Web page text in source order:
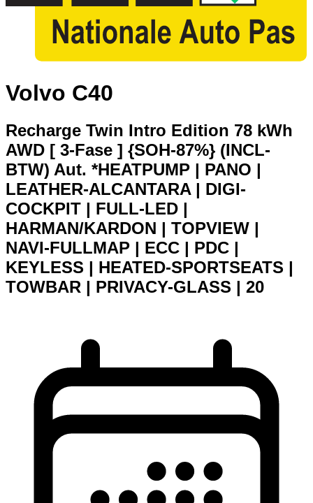
Volvo C40
Recharge Twin Intro Edition 78 kWh
AWD [ 3-Fase ] {SOH-87%} (INCL-
BTW) Aut. *HEATPUMP | PANO |
LEATHER-ALCANTARA | DIGI-
COCKPIT | FULL-LED |
HARMAN/KARDON | TOPVIEW |
NAVI-FULLMAP | ECC | PDC |
KEYLESS | HEATED-SPORTSEATS |
TOWBAR | PRIVACY-GLASS | 20